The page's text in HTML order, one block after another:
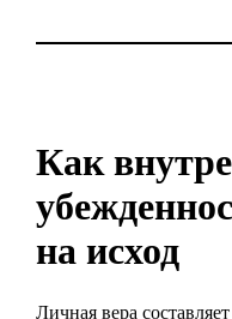
Как
на исход
Личная вера